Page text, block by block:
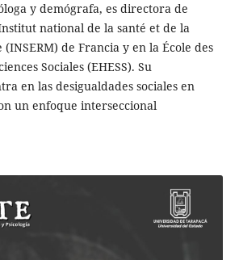
y demógrafa, es directora de
national de la santé et de la
de Francia y en la École des
Sociales (EHESS). Su
en las desigualdades sociales en
un enfoque interseccional